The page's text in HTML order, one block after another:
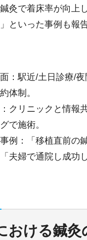
灸で着床率が向上
といった事例も報
：駅近/土日診療/
体制。
クリニックと情報
で施術。
例：「移植直前の
夫婦で通院し成功し
おける鍼灸